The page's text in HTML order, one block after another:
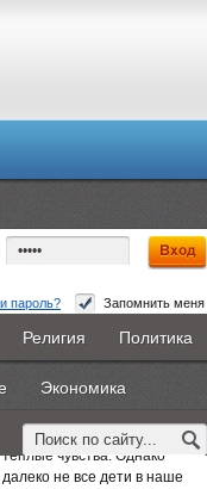
пароль? Запомнить меня
КНИГИ ВестиNet
Религия Политика
Экономика
Детство – самое счастливое
время, оставляющее яркие,
теплые чувства. Однако
далеко не все дети в наше